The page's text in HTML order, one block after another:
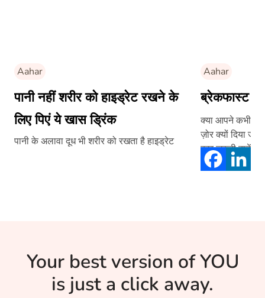
Aahar
पानी नहीं शरीर को हाइड्रेट रखने के
लिए पिएं ये खास ड्रिंक
पानी के अलावा दूध भी शरीर को रखता है हाइड्रेट
Aahar
ब्रेकफास्ट
क्या आपने कभी
ज़ोर क्यों दिया
कुछ जरूरी बातें
करके ही काम पर
Your best version of YOU
is just a click away.